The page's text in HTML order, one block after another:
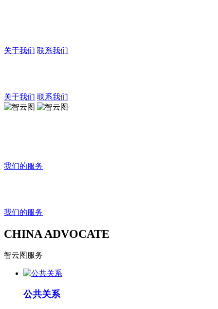
关于我们 联系我们
关于我们 联系我们
我们的服务
我们的服务
CHINA ADVOCATE
智云图服务
公共关系